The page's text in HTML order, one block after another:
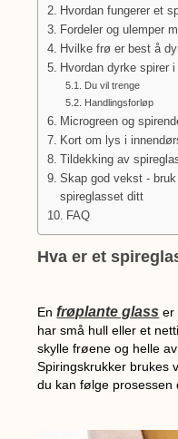
Hvordan fungerer et
Fordeler og ulemper
Hvilke frø er best å
Hvordan dyrke spirer
Du vil trenge
Handlingsforløp
Microgreen og
Kort om lys i
Tildekking av
Skap god vekst - bruk
spireglasset ditt
FAQ
Hva er et
Enfrøplante glass er
har små hull eller et
skylle frøene og helle
Spiringskrukker brukes
du kan følge prosessen